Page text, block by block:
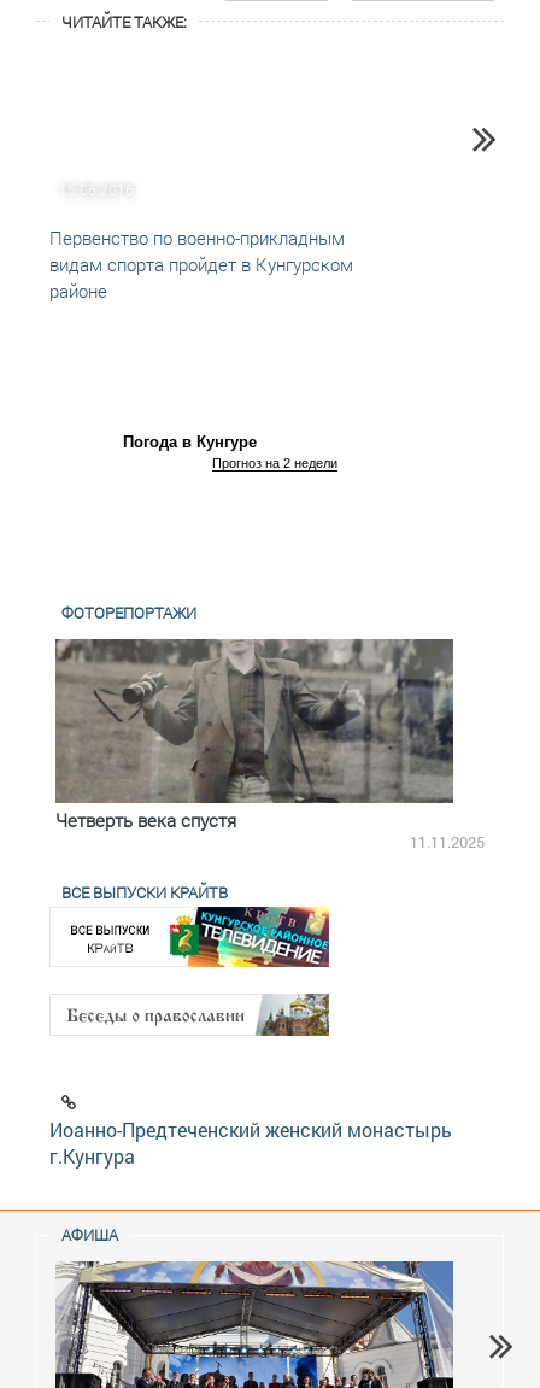
ЧИТАЙТЕ ТАКЖЕ:
15.06.2016
Первенство по военно-прикладным
видам спорта пройдет в Кунгурском
районе
Погода в Кунгуре
Прогноз на 2 недели
ФОТОРЕПОРТАЖИ
Четверть века спустя
11.11.2025
ВСЕ ВЫПУСКИ КРАЙТВ
Иоанно-Предтеченский женский монастырь
г.Кунгура
АФИША